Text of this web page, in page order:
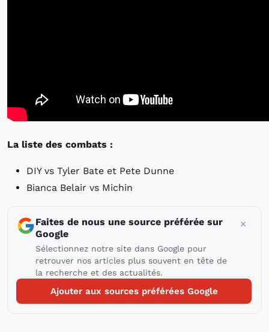
La liste des combats :
DIY vs Tyler Bate et Pete Dunne
Bianca Belair vs Michin
Faites de nous une source préférée sur
Google
Sélectionnez notre site dans Google pour
retrouver nos articles plus souvent en tête de
la recherche et des actualités.
Ajouter aux sources préférées Google